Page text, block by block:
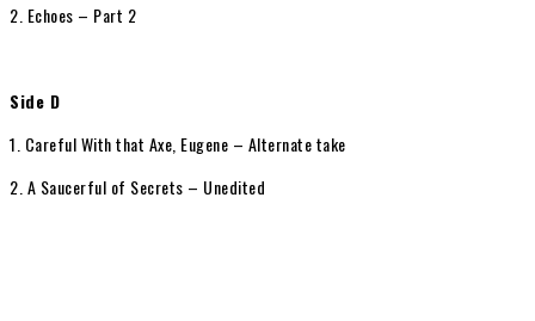
2. Echoes – Part 2
Side D
1. Careful With that Axe, Eugene – Alternate take
2. A Saucerful of Secrets – Unedited